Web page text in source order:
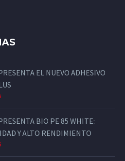
EL NUEVO ADHESIVO
BIO PE 85 WHITE:
Y ALTO RENDIMIENTO